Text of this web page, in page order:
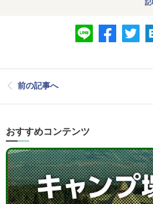
記
前の記事へ
おすすめコンテンツ